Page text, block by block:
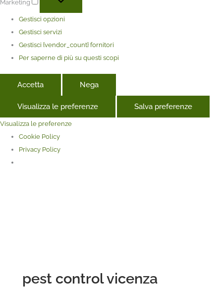
Marketing
Gestisci opzioni
Gestisci servizi
Gestisci {vendor_count} fornitori
Per saperne di più su questi scopi
Accetta Nega
Visualizza le preferenze Salva preferenze
Visualizza le preferenze
Cookie Policy
Privacy Policy
pest control vicenza